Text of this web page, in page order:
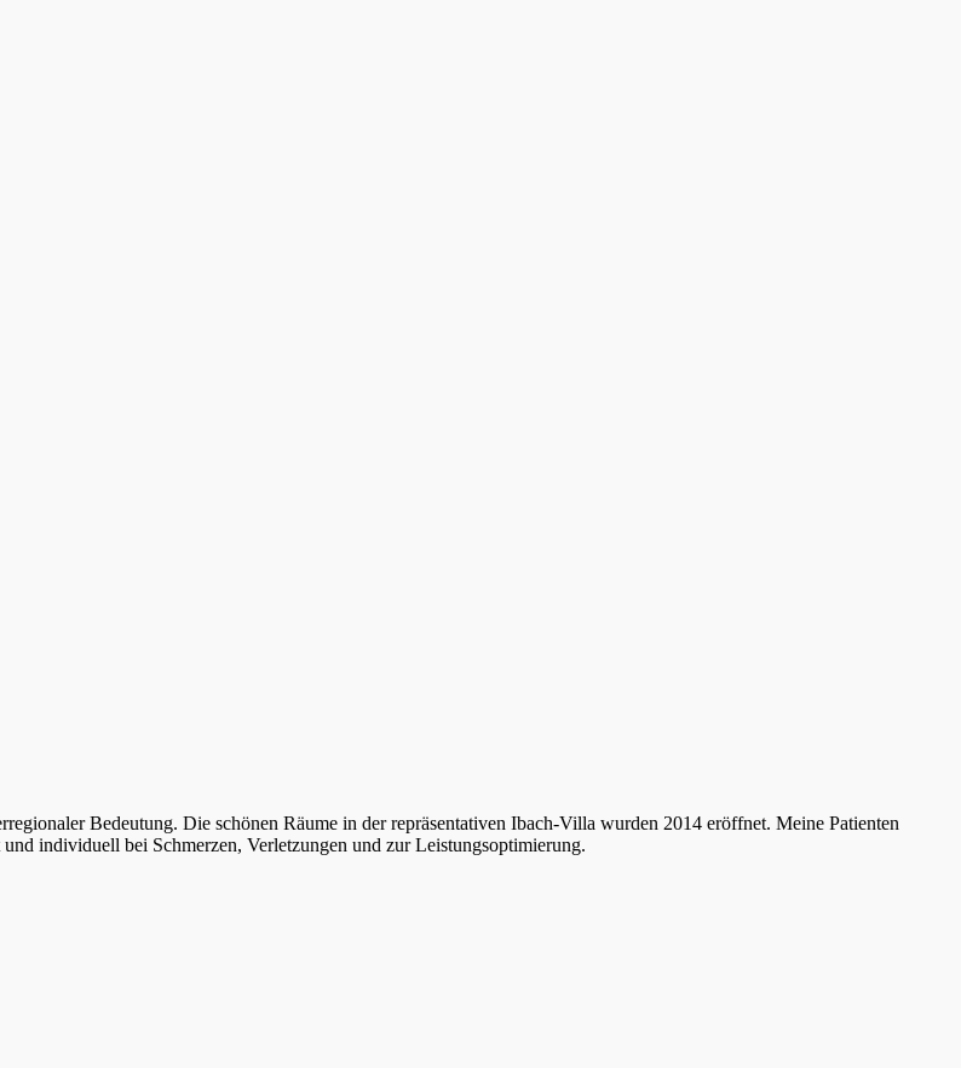
Bedeutung. Die schönen Räume in der repräsentativen Ibach-Villa wurden 2014 eröffnet. Meine Patienten
individuell bei Schmerzen, Verletzungen und zur Leistungsoptimierung.